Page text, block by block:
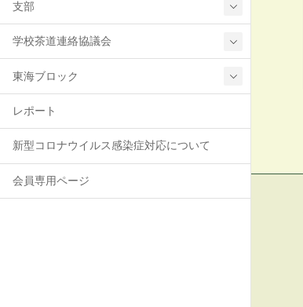
支部
学校茶道連絡協議会
東海ブロック
レポート
新型コロナウイルス感染症対応について
会員専用ページ